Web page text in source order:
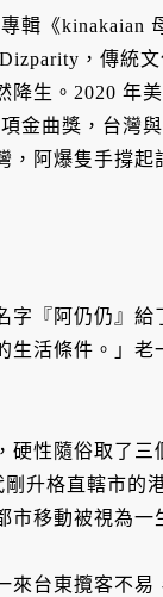
輯《kinakaian
，傳統
生。2020 年
金曲獎，台灣
阿爆隻手撐
字『阿仍仍』
生活條件。」
硬性隨俗取了
升格直轄市的
移動被視為一
來台東攬客不